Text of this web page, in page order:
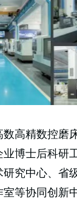
高精数控磨
博士后科研
究中心、省
等协同创新